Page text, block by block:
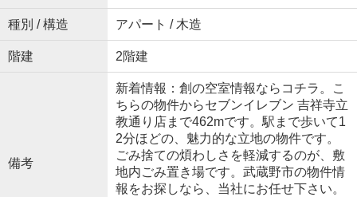
種別 / 構造 アパート / 木造
階建 2階建
備考
新着情報：創の空室情報ならコチラ。こ
ちらの物件からセブンイレブン 吉祥寺立
教通り店まで462mです。駅まで歩いて1
2分ほどの、魅力的な立地の物件です。
ごみ捨ての煩わしさを軽減するのが、敷
地内ごみ置き場です。武蔵野市の物件情
報をお探しなら、当社にお任せ下さい。